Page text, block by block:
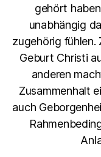
gehört
unabhängig
zugehörig fühlen.
Geburt Christi
anderen
Zusammenhalt
auch